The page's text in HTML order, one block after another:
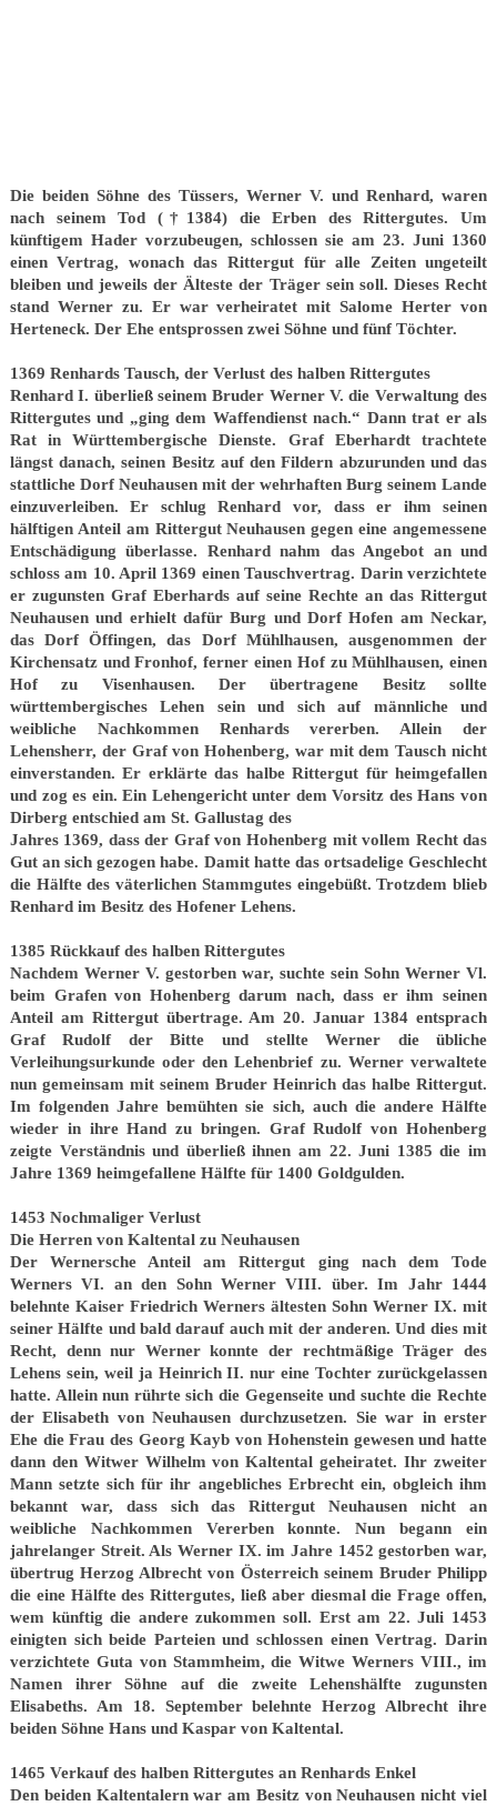
Die beiden Söhne des Tüssers, Werner V. und Renhard, waren
nach seinem Tod (†1384) die Erben des Rittergutes. Um
künftigem Hader vorzubeugen, schlossen sie am 23. Juni 1360
einen Vertrag, wonach das Rittergut für alle Zeiten ungeteilt
bleiben und jeweils der Älteste der Träger sein soll. Dieses Recht
stand Werner zu. Er war verheiratet mit Salome Herter von
Herteneck. Der Ehe entsprossen zwei Söhne und fünf Töchter.
1369 Renhards Tausch, der Verlust des halben Rittergutes
Renhard I. überließ seinem Bruder Werner V. die Verwaltung des
Rittergutes und „ging dem Waffendienst nach.“ Dann trat er als
Rat in Württembergische Dienste. Graf Eberhardt trachtete
längst danach, seinen Besitz auf den Fildern abzurunden und das
stattliche Dorf Neuhausen mit der wehrhaften Burg seinem Lande
einzuverleiben. Er schlug Renhard vor, dass er ihm seinen
hälftigen Anteil am Rittergut Neuhausen gegen eine angemessene
Entschädigung überlasse. Renhard nahm das Angebot an und
schloss am 10. April 1369 einen Tauschvertrag. Darin verzichtete
er zugunsten Graf Eberhards auf seine Rechte an das Rittergut
Neuhausen und erhielt dafür Burg und Dorf Hofen am Neckar,
das Dorf Öffingen, das Dorf Mühlhausen, ausgenommen der
Kirchensatz und Fronhof, ferner einen Hof zu Mühlhausen, einen
Hof zu Visenhausen. Der übertragene Besitz sollte
württembergisches Lehen sein und sich auf männliche und
weibliche Nachkommen Renhards vererben. Allein der
Lehensherr, der Graf von Hohenberg, war mit dem Tausch nicht
einverstanden. Er erklärte das halbe Rittergut für heimgefallen
und zog es ein. Ein Lehengericht unter dem Vorsitz des Hans von
Dirberg entschied am St. Gallustag des
Jahres 1369, dass der Graf von Hohenberg mit vollem Recht das
Gut an sich gezogen habe. Damit hatte das ortsadelige Geschlecht
die Hälfte des väterlichen Stammgutes eingebüßt. Trotzdem blieb
Renhard im Besitz des Hofener Lehens.
1385 Rückkauf des halben Rittergutes
Nachdem Werner V. gestorben war, suchte sein Sohn Werner Vl.
beim Grafen von Hohenberg darum nach, dass er ihm seinen
Anteil am Rittergut übertrage. Am 20. Januar 1384 entsprach
Graf Rudolf der Bitte und stellte Werner die übliche
Verleihungsurkunde oder den Lehenbrief zu. Werner verwaltete
nun gemeinsam mit seinem Bruder Heinrich das halbe Rittergut.
Im folgenden Jahre bemühten sie sich, auch die andere Hälfte
wieder in ihre Hand zu bringen. Graf Rudolf von Hohenberg
zeigte Verständnis und überließ ihnen am 22. Juni 1385 die im
Jahre 1369 heimgefallene Hälfte für 1400 Goldgulden.
1453 Nochmaliger Verlust
Die Herren von Kaltental zu Neuhausen
Der Wernersche Anteil am Rittergut ging nach dem Tode
Werners VI. an den Sohn Werner VIII. über. Im Jahr 1444
belehnte Kaiser Friedrich Werners ältesten Sohn Werner IX. mit
seiner Hälfte und bald darauf auch mit der anderen. Und dies mit
Recht, denn nur Werner konnte der rechtmäßige Träger des
Lehens sein, weil ja Heinrich II. nur eine Tochter zurückgelassen
hatte. Allein nun rührte sich die Gegenseite und suchte die Rechte
der Elisabeth von Neuhausen durchzusetzen. Sie war in erster
Ehe die Frau des Georg Kayb von Hohenstein gewesen und hatte
dann den Witwer Wilhelm von Kaltental geheiratet. Ihr zweiter
Mann setzte sich für ihr angebliches Erbrecht ein, obgleich ihm
bekannt war, dass sich das Rittergut Neuhausen nicht an
weibliche Nachkommen Vererben konnte. Nun begann ein
jahrelanger Streit. Als Werner IX. im Jahre 1452 gestorben war,
übertrug Herzog Albrecht von Österreich seinem Bruder Philipp
die eine Hälfte des Rittergutes, ließ aber diesmal die Frage offen,
wem künftig die andere zukommen soll. Erst am 22. Juli 1453
einigten sich beide Parteien und schlossen einen Vertrag. Darin
verzichtete Guta von Stammheim, die Witwe Werners VIII., im
Namen ihrer Söhne auf die zweite Lehenshälfte zugunsten
Elisabeths. Am 18. September belehnte Herzog Albrecht ihre
beiden Söhne Hans und Kaspar von Kaltental.
1465 Verkauf des halben Rittergutes an Renhards Enkel
Den beiden Kaltentalern war am Besitz von Neuhausen nicht viel